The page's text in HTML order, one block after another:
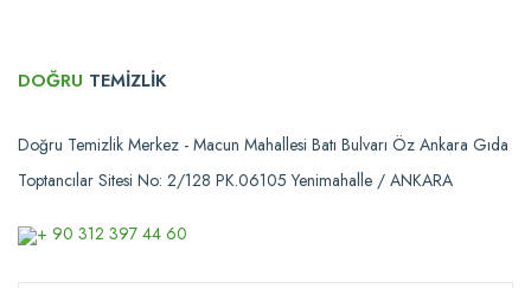
DOĞRU TEMİZLİK
Doğru Temizlik Merkez - Macun Mahallesi Batı Bulvarı Öz Ankara Gıda
Toptancılar Sitesi No: 2/128 PK.06105 Yenimahalle / ANKARA
+ 90 312 397 44 60